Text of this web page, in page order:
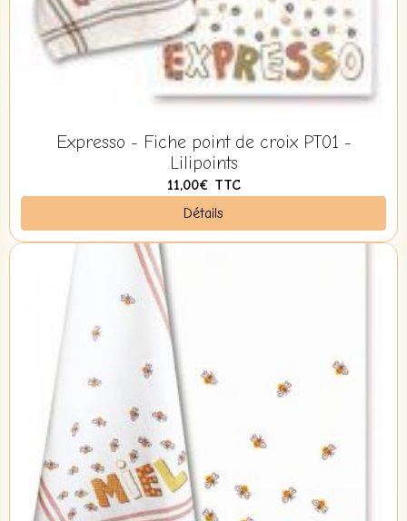
Expresso - Fiche point de croix PT01 -
Lilipoints
11,00€ TTC
Détails